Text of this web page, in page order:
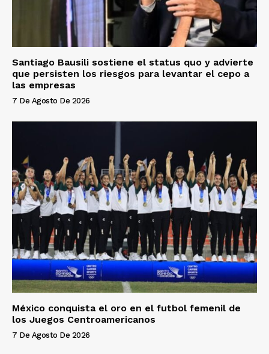
Santiago Bausili sostiene el status quo y advierte
que persisten los riesgos para levantar el cepo a
las empresas
7 De Agosto De 2026
México conquista el oro en el futbol femenil de
los Juegos Centroamericanos
7 De Agosto De 2026